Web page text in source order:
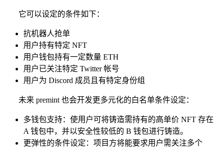
它可以设定的条件如下：
抗机器人抢单
用户持有特定 NFT
用户钱包持有一定数量 ETH
用户已关注特定 Twitter 帐号
用户为 Discord 成员且有特定身份组
未来 premint 也会开发更多元化的白名单条件设定：
多钱包支持：使用户可将铸造需持有的高单价 NFT 存在
A 钱包中，并以安全性较低的 B 钱包进行铸造。
更弹性的条件设定：项目方将能要求用户需关注多个